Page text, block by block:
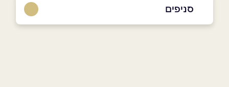
באתר בפייסבוק באינסטגרם
סניפים